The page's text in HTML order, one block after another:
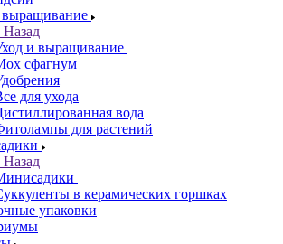
выращивание
Назад
и выращивание
сфагнум
для ухода
вода
для растений
Назад
в керамических горшках
упаковки